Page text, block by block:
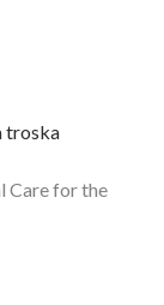
troska
Care for the